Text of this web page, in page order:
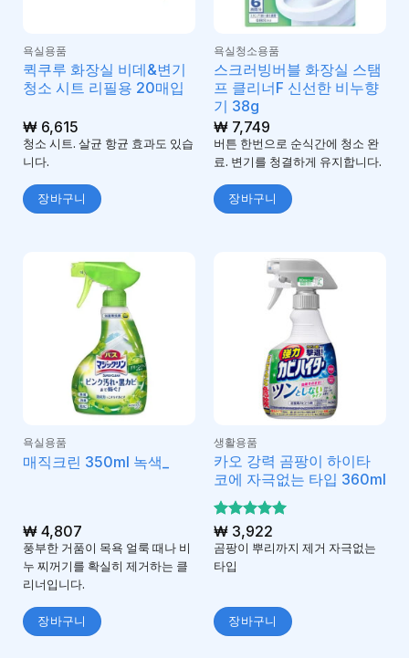
욕실용품
퀵쿠루 화장실 비데&변기
청소 시트 리필용 20매입
₩6,615
청소 시트. 살균 항균 효과도 있습
니다.
장바구니
욕실청소용품
스크러빙버블 화장실 스탬
프 클리너F 신선한 비누향
기 38g
₩7,749
버튼 한번으로 순식간에 청소 완
료. 변기를 청결하게 유지합니다.
장바구니
욕실용품
매직크린 350ml 녹색_
₩4,807
풍부한 거품이 목욕 얼룩 때나 비
누 찌꺼기를 확실히 제거하는 클
리너입니다.
장바구니
생활용품
카오 강력 곰팡이 하이타
코에 자극없는 타입 360ml
5 중에서
5로 평가
됨
₩3,922
곰팡이 뿌리까지 제거 자극없는
타입
장바구니